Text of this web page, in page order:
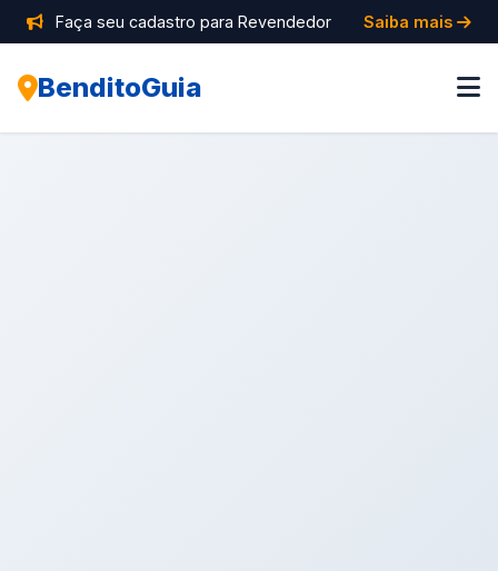
Faça seu cadastro para Revendedor Saiba mais
BenditoGuia